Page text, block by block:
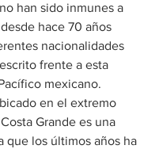
han sido inmunes a
hace 70 años
nacionalidades
frente a esta
mexicano.
en el extremo
Grande es una
que los últimos años ha